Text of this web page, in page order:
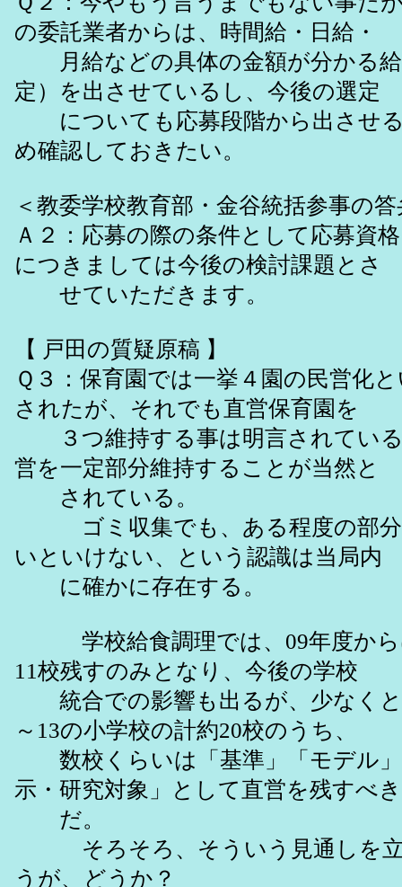
の委託業者からは、時間給・日給・
月給などの具体の金額が分かる給
定）を出させているし、今後の選定
についても応募段階から出させ
め確認しておきたい。
＜教委学校教育部・金谷統括参事の
Ａ２：応募の際の条件として応募資
につきましては今後の検討課題とさ
せていただきます。
【 戸田の質疑原稿 】
Ｑ３：保育園では一挙４園の民営化
されたが、それでも直営保育園を
３つ維持する事は明言されている
営を一定部分維持することが当然と
されている。
ゴミ収集でも、ある程度の部分
いといけない、という認識は当局内
に確かに存在する。
学校給食調理では、09年度から
11校残すのみとなり、今後の学校
統合での影響も出るが、少なくと
～13の小学校の計約20校のうち、
数校くらいは「基準」「モデル」
示・研究対象」として直営を残すべき
だ。
そろそろ、そういう見通しを立
うが、どうか？